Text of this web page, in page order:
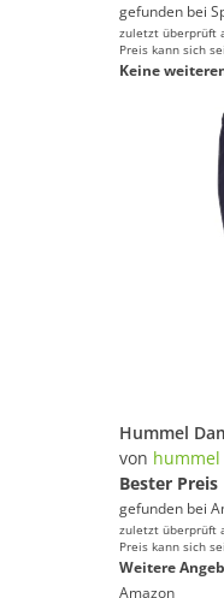
gefunden bei
zuletzt überprüft
Preis kann sich
Keine
von hummel
Bester Preis
gefunden bei
zuletzt überprüft
Preis kann sich
Weitere
Amazon